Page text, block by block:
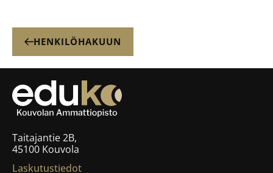
HENKILÖHAKUUN
Taitajantie 2B,
45100 Kouvola
Laskutustiedot